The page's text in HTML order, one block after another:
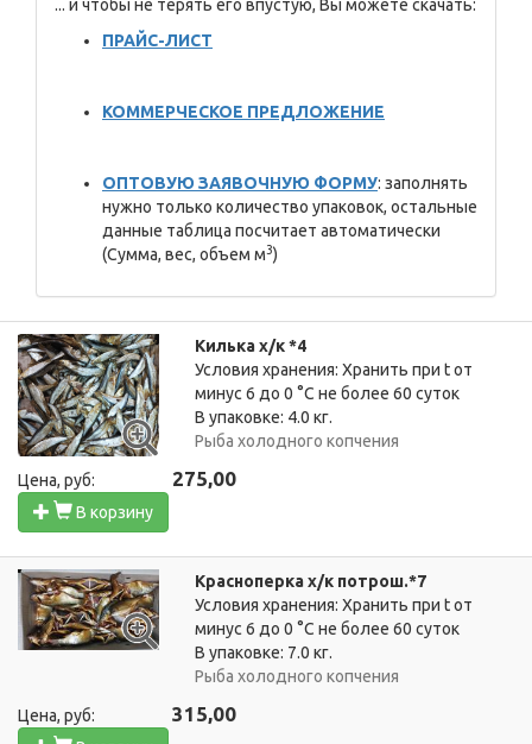
... и чтобы не терять его впустую, Вы можете скачать:
ПРАЙС-ЛИСТ
КОММЕРЧЕСКОЕ ПРЕДЛОЖЕНИЕ
ОПТОВУЮ ЗАЯВОЧНУЮ ФОРМУ: заполнять
нужно только количество упаковок, остальные
данные таблица посчитает автоматически
(Сумма, вес, объем м3)
Килька х/к *4
Условия хранения: Хранить при t от
минус 6 до 0 °C не более 60 суток
В упаковке: 4.0 кг.
Рыба холодного копчения
Цена, руб: 275,00
В корзину
Красноперка х/к потрош.*7
Условия хранения: Хранить при t от
минус 6 до 0 °C не более 60 суток
В упаковке: 7.0 кг.
Рыба холодного копчения
Цена, руб: 315,00